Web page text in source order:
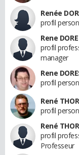
Renée
profil
Rene DORE
profil
manager
Rene
profil
René
profil
René
profil
Professeur